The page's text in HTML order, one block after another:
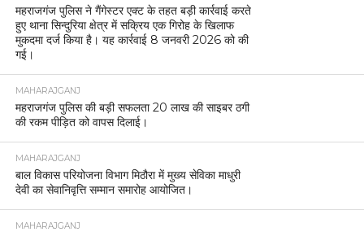
महराजगंज पुलिस ने गैंगेस्टर एक्ट के तहत बड़ी कार्रवाई करते
हुए थाना सिन्दुरिया क्षेत्र में सक्रिय एक गिरोह के खिलाफ
मुकदमा दर्ज किया है। यह कार्रवाई 8 जनवरी 2026 को की
गई।
MAHARAJGANJ
महराजगंज पुलिस की बड़ी सफलता 20 लाख की साइबर ठगी
की रकम पीड़ित को वापस दिलाई।
MAHARAJGANJ
बाल विकास परियोजना विभाग मिठौरा में मुख्य सेविका माधुरी
देवी का सेवानिवृत्ति सम्मान समारोह आयोजित।
MAHARAJGANJ